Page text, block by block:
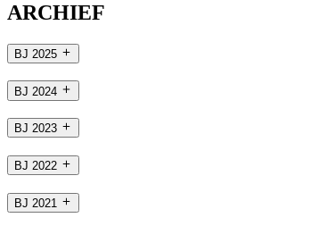
ARCHIEF
BJ 2025
BJ 2024
BJ 2023
BJ 2022
BJ 2021